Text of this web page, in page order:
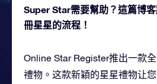
Super Star需要幫助？這篇博
冊星星的流程！
Online Star Register推出一款
禮物。这款新穎的星星禮物让